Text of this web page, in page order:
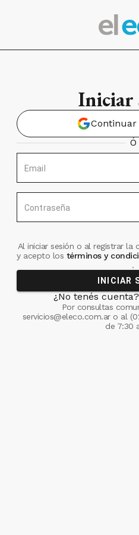
Iniciar
Continuar
Ó
Email
Contraseña
Al iniciar sesión o al registrar
y acepto los términos y
.
INICIAR
¿No tenés cuenta?
Por consultas
servicios@eleco.com.aro al
de 7:30